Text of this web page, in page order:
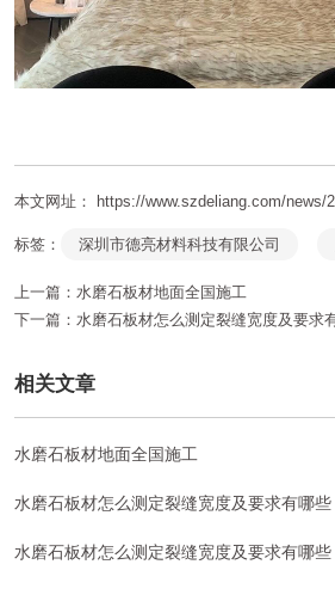
本文网址： https://www.szdeliang.com/news/
标签： 深圳市德亮材料科技有限公司
上一篇： 水磨石板材地面全国施工
下一篇： 水磨石板材怎么测定裂缝宽度及要求
相关文章
水磨石板材地面全国施工
水磨石板材怎么测定裂缝宽度及要求有哪些
水磨石板材怎么测定裂缝宽度及要求有哪些